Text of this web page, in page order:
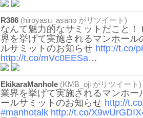
R386 (hiroyasu_asano がリツイート)
なんて魅力的なサミットだこと
界を挙げて実施されるマンホール
ルサミットのお知らせ http://t.co/
http://t.co/mVc0EESa…
EkikaraManhole (KMB_oji がリツイート)
業界を挙げて実施されるマンホー
ールサミットのお知らせ http://
#manhotalk http://t.co/